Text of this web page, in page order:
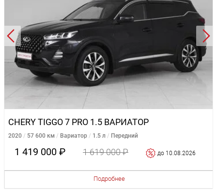
CHERY TIGGO 7 PRO 1.5 ВАРИАТОР
2020 57 600 км Вариатор 1.5 л Передний
1 419 000 ₽ 1 619 000 ₽ до 10.08.2026
Подробнее